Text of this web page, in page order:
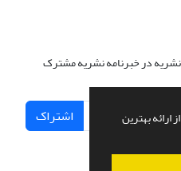
ارائه بهترین
نشریه در خبرنامه نشریه مشترک
اشتراک